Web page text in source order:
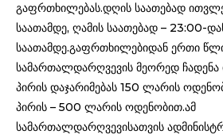
გაფრთხილებას.დღის საათებად
საათამდე, ღამის საათებად – 23:00-
საათამდე.გაფრთხილებიდან ერთი
სამართალდარღვევის მეორედ ჩადენა
პირის დაჯარიმებას 150 ლარის
პირის – 500 ლარის ოდენობით.ამ
სამართალდარღვევისათვის